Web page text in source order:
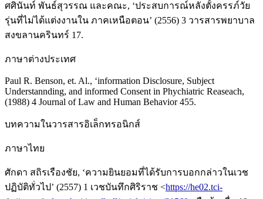
ศศินันท์ พันธ์สุวรรณ และคณะ, ‘ประสบการณ์หลังตั้งครรภ์วัย
รุ่นที่ไม่ได้แต่งงานใน ภาคเหนือตอน’ (2556) 3 วารสารพยาบาล
สงขลานครินทร์ 17.
ภาษาต่างประเทศ
Paul R. Benson, et. Al., ‘information Disclosure, Subject
Understannding, and informed Consent in Phychiatric Reaseach,
(1988) 4 Journal of Law and Human Behavior 455.
บทความในวารสารอิเล็กทรอนิกส์
ภาษาไทย
ศักดา สถิรเรืองชัย, ‘ความยินยอมที่ได้รับการบอกกล่าวในเวช
ปฏิบัติทั่วไป’ (2557) 1 เวชบันทึกศิริราช <https://he02.tci-